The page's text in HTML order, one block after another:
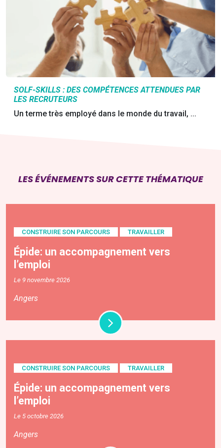
SOLF-SKILLS : DES COMPÉTENCES ATTENDUES PAR
LES RECRUTEURS
Un terme très employé dans le monde du travail, ...
LES ÉVÉNEMENTS SUR CETTE THÉMATIQUE
CONSTRUIRE SON PARCOURS TRAVAILLER
Épide: un accompagnement vers
l’emploi
Le 9 novembre 2026
Angers
CONSTRUIRE SON PARCOURS TRAVAILLER
Épide: un accompagnement vers
l’emploi
Le 5 octobre 2026
Angers